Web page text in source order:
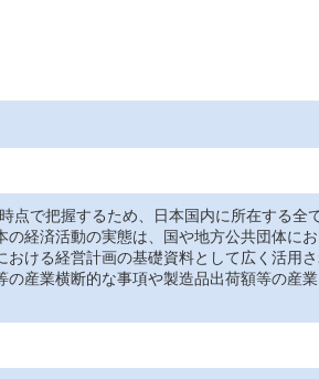
点で把握するため、日本国内に所在する全
経済活動の実態は、国や地方公共団体に
ける経営計画の基礎資料として広く活用さ
産業横断的な事項や製造品出荷額等の産